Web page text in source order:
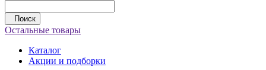
Поиск
Остальные товары
Каталог
Акции и подборки